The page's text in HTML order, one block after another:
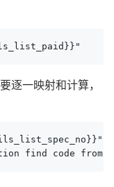
逐一映射和计算，
find code from